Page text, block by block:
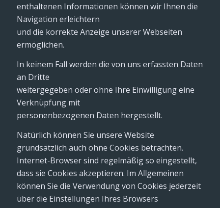
enthaltenen Informationen können wir Ihnen die
Navigation erleichtern
und die korrekte Anzeige unserer Webseiten
ermöglichen.
In keinem Fall werden die von uns erfassten Daten
an Dritte
weitergegeben oder ohne Ihre Einwilligung eine
Verknüpfung mit
personenbezogenen Daten hergestellt.
Natürlich können Sie unsere Website
grundsätzlich auch ohne Cookies betrachten.
Internet-Browser sind regelmäßig so eingestellt,
dass sie Cookies akzeptieren. Im Allgemeinen
können Sie die Verwendung von Cookies jederzeit
über die Einstellungen Ihres Browsers